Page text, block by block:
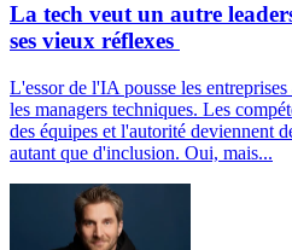
La tech veut un autre
ses vieux réflexes
L'essor de l'IA pousse les
les managers techniques. Les
des équipes et l'autorité deviennent
autant que d'inclusion. Oui, mais...